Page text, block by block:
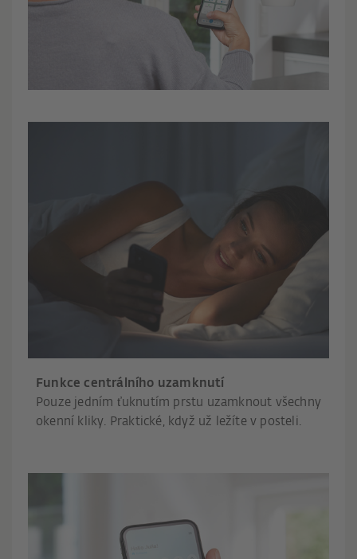
Funkce centrálního uzamknutí
Pouze jedním ťuknutím prstu uzamknout všechny
okenní kliky. Praktické, když už ležíte v posteli.